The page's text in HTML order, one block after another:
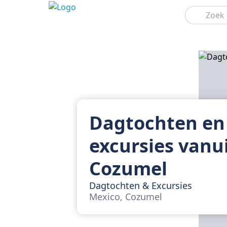
Zoeken
Dagtochten en
excursies
Cozumel
Dagtochten & Excursies
Mexico, Cozumel